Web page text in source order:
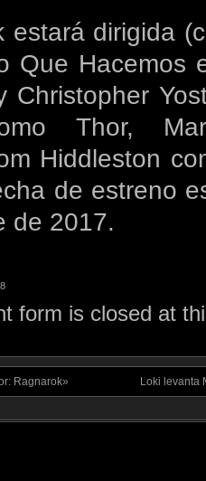
estará dirigida
Que Hacemos
Christopher
Thor,
Hiddleston
de estreno
de 2017.
form is closed at
Ragnarok» Loki levanta